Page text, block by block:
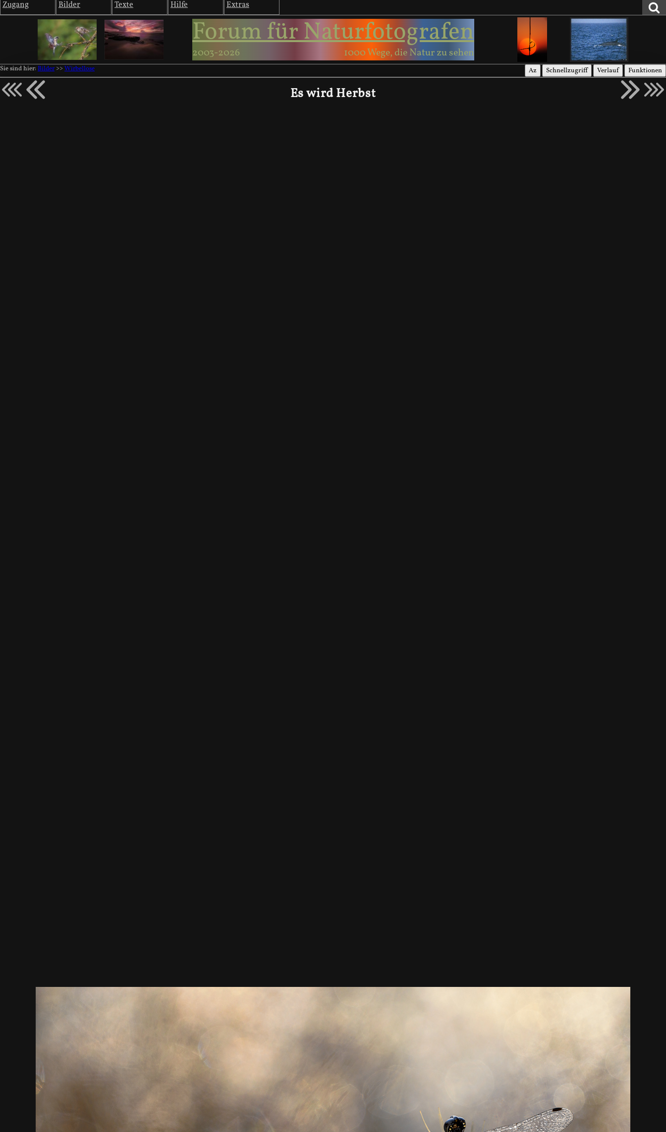
Zugang Bilder Texte Hilfe Extras
Forum für Naturfotografen
2003-2026 1000 Wege, die Natur zu sehen
Sie sind hier: Bilder >> Wirbellose Az Schnellzugriff Verlauf Funktionen
Es wird Herbst